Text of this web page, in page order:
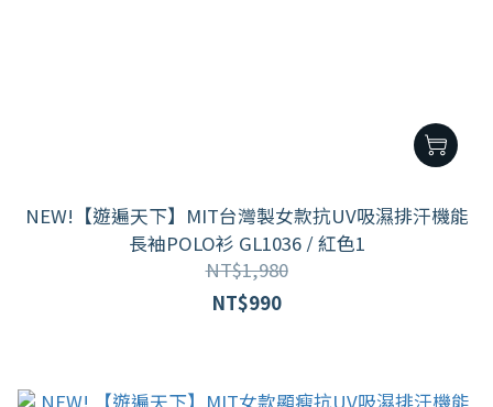
NEW!【遊遍天下】MIT台灣製女款抗UV吸濕排汗機能
長袖POLO衫 GL1036 / 紅色1
NT$1,980
NT$990